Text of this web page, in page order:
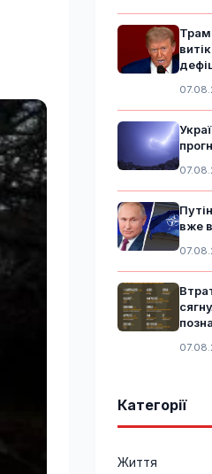
вже
Категорії
Життя